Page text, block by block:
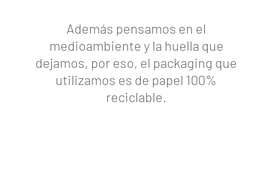
Además pensamos en el
medioambiente y la huella que
dejamos, por eso, el packaging que
utilizamos es de papel 100%
reciclable.